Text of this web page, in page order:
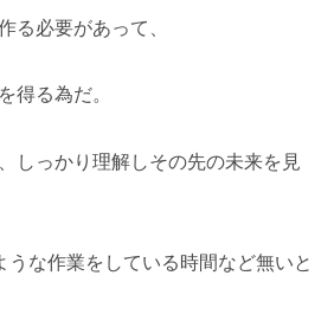
る必要があって、
得る為だ。
しっかり理解しその先の未来を見
な作業をしている時間など無いと